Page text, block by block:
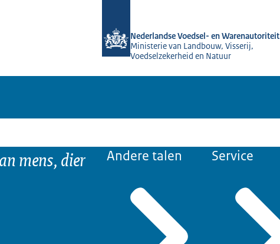
Nederlandse Voedsel- en Warenautoriteit
Ministerie van Landbouw, Visserij,
Voedselzekerheid en Natuur
mens, dier
Andere talen Service